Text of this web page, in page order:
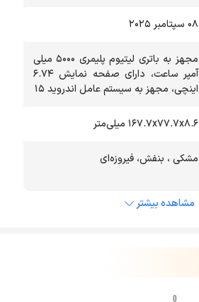
۰۸ سپتامبر ۲۰۲۵
مجهز به باتری لیتیوم پلیمری 5000 میلی
آمپر ساعت، دارای صفحه نمایش 6.74
اینچی، مجهز به سیستم عامل اندروید 15
۱۶۷.۷x۷۷.۷x۸.۶ میلی‌متر
مشکی ، بنفش، فیروزه‌ای
مشاهده بیشتر